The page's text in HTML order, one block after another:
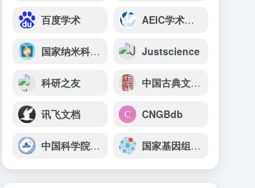
百度学术 AEIC学术交流中心
国家纳米科学中心 Justscience
科研之友 中国古典文献资源导航系统
讯飞文档 CNGBdb
中国科学院南京天文光学技术研究所 国家基因组科学数据中心